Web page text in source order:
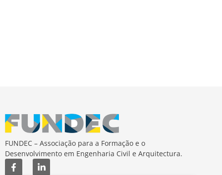
FUNDEC – Associação para a Formação e o
Desenvolvimento em Engenharia Civil e Arquitectura.